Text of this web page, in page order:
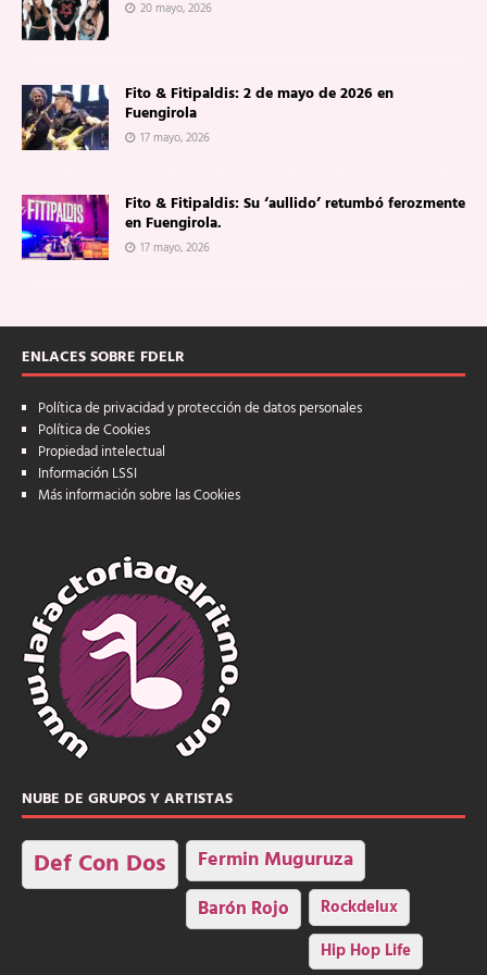
20 mayo, 2026
Fito & Fitipaldis: 2 de mayo de 2026 en
Fuengirola
17 mayo, 2026
Fito & Fitipaldis: Su ‘aullido’ retumbó ferozmente
en Fuengirola.
17 mayo, 2026
ENLACES SOBRE FDELR
Política de privacidad y protección de datos personales
Política de Cookies
Propiedad intelectual
Información LSSI
Más información sobre las Cookies
NUBE DE GRUPOS Y ARTISTAS
Def Con Dos Fermin Muguruza
Barón Rojo Rockdelux
Hip Hop Life